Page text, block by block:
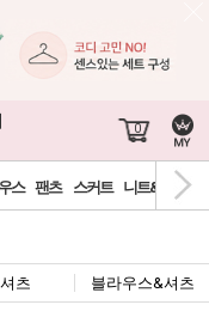
0
스 팬츠 스커트 니트&가디건
츠 블라우스&셔츠